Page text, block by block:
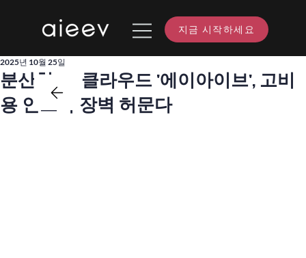
지금 시작하세요
분산형 AI 클라우드 '에이아이브', 고비
용 인프라 장벽 허문다
2025년 10월 25일